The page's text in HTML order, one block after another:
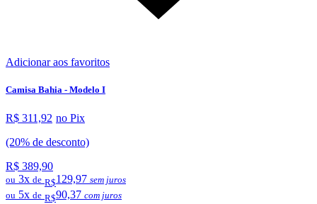
Adicionar aos favoritos
Camisa Bahia - Modelo I
R$ 311,92 no Pix
(20% de desconto)
R$ 389,90
ou 3x de R$129,97 sem juros
ou 5x de R$90,37 com juros